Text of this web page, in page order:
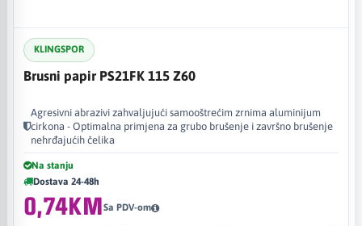
KLINGSPOR
Brusni papir PS21FK 115 Z60
Agresivni abrazivi zahvaljujući samooštrećim zrnima aluminijum
cirkona - Optimalna primjena za grubo brušenje i završno brušenje
nehrđajućih čelika
Na stanju
Dostava 24-48h
0,74KMSa PDV-om